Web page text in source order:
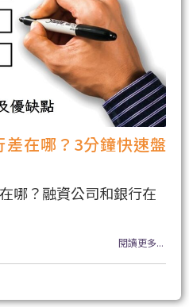
在哪？3分鐘快速盤
哪？融資公司和銀行在
閱讀更多...